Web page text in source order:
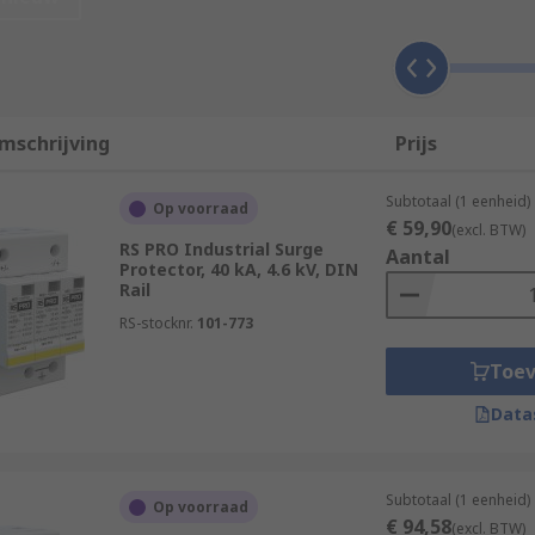
block or short to ground the current in, for instance,
that cause over-voltage transients like lightning strikes
the service panel to protect against current surges from
the main service entrance and offer protection against
voltage and ampere capabilities by blocking current
by protecting against overvoltage and current
Prijs
Op voorraad
RS PRO Industrial Surge
Protector, 40 kA, 4.6 kV, DIN
Rail
RS-stocknr. 101-773
Subtotaal (1 eenheid)
€ 59,90(excl. BTW)
Aantal
Op voorraad Subtotaal (1 eenheid)
€ 94,58(excl. BTW)